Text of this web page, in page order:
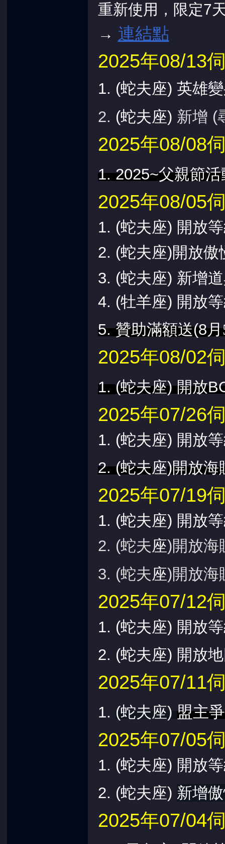
重新使用，限定7
→ 連結點
2025年08/13
1. (蛇夫座) 英雄
2. (蛇夫座) 新增 (
2025年08/08
1. 2025~父親節活
2025年08/05
1. (蛇夫座) 開放
2. (蛇夫座)開放
3. (蛇夫座) 新增
4. (牡羊座) 開放
5.贊助滿額送(8
2025年08/02
1.(蛇夫座) 開放
2025年07/26
1. (蛇夫座) 開放
2.(蛇夫座)開放海
2025年07/19
1. (蛇夫座) 開放
2. (蛇夫座)開放海
3. (蛇夫座)開放海
2025年07/12
1. (蛇夫座) 開放
2. (蛇夫座) 開放
2025年07/11
1. (蛇夫座) 盟主
2025年07/05
1. (蛇夫座) 開放
2. (蛇夫座) 新增
2025年07/04